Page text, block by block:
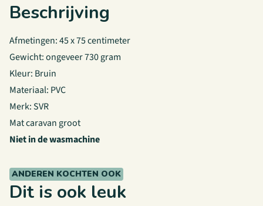
Beschrijving
Afmetingen: 45 x 75 centimeter
Gewicht: ongeveer 730 gram
Kleur: Bruin
Materiaal: PVC
Merk: SVR
Mat caravan groot
Niet in de wasmachine
ANDEREN KOCHTEN OOK
Dit is ook leuk